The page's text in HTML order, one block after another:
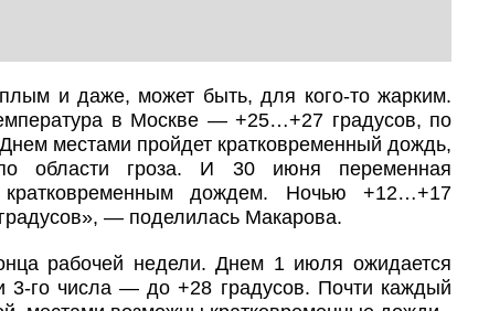
и даже, может быть, для кого-то жарким.
в Москве — +25…+27 градусов, по
местами пройдет кратковременный дождь,
области гроза. И 30 июня переменная
дождем. Ночью +12…+17
— поделилась Макарова.
рабочей недели. Днем 1 июля ожидается
3-го числа — до +28 градусов. Почти каждый